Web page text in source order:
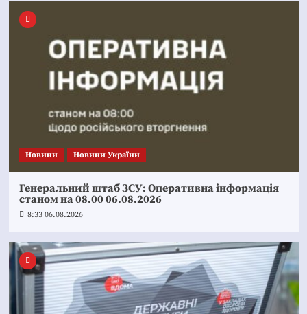
Новини Новини України
Генеральний штаб ЗСУ: Оперативна інформація
станом на 08.00 06.08.2026
8:33 06.08.2026